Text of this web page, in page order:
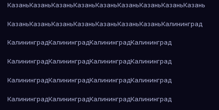
КазаньКазаньКазаньКазаньКазаньКазаньКазаньКазаньКазань
КазаньКазаньКазаньКазаньКазаньКазаньКазаньКалининград
КалининградКалининградКалининградКалининград
КалининградКалининградКалининградКалининград
КалининградКалининградКалининградКалининград
КалининградКалининградКалининградКалининград